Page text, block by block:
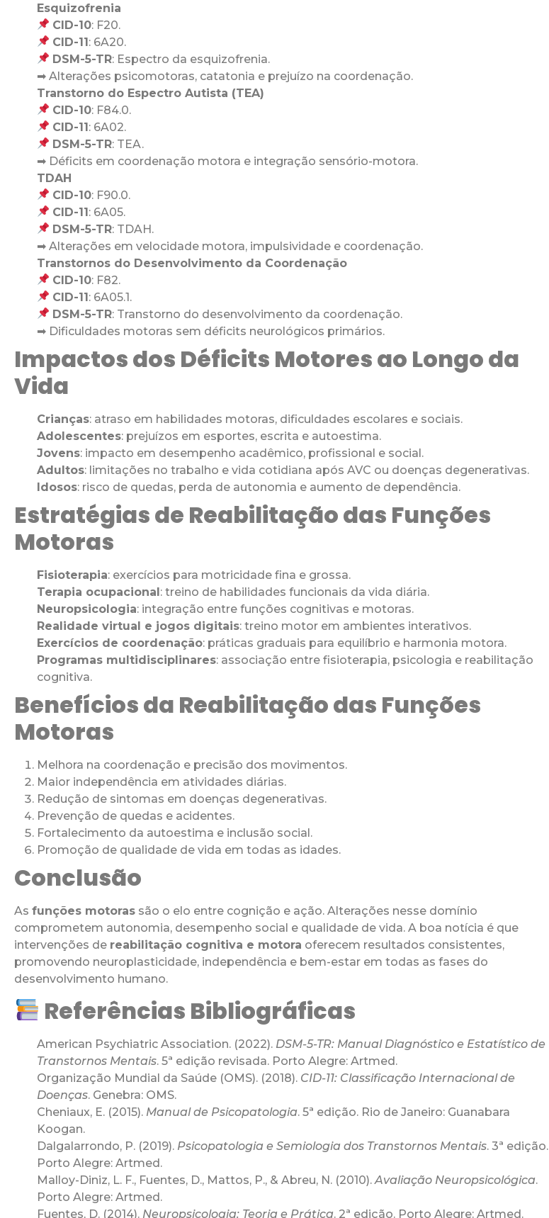
Esquizofrenia
CID-10: F20.
CID-11: 6A20.
DSM-5-TR: Espectro da esquizofrenia.
➡ Alterações psicomotoras, catatonia e prejuízo na coordenação.
Transtorno do Espectro Autista (TEA)
CID-10: F84.0.
CID-11: 6A02.
DSM-5-TR: TEA.
➡ Déficits em coordenação motora e integração sensório-motora.
TDAH
CID-10: F90.0.
CID-11: 6A05.
DSM-5-TR: TDAH.
➡ Alterações em velocidade motora, impulsividade e coordenação.
Transtornos do Desenvolvimento da Coordenação
CID-10: F82.
CID-11: 6A05.1.
DSM-5-TR: Transtorno do desenvolvimento da coordenação.
➡ Dificuldades motoras sem déficits neurológicos primários.
Impactos dos Déficits Motores ao Longo da
Vida
Crianças: atraso em habilidades motoras, dificuldades escolares e sociais.
Adolescentes: prejuízos em esportes, escrita e autoestima.
Jovens: impacto em desempenho acadêmico, profissional e social.
Adultos: limitações no trabalho e vida cotidiana após AVC ou doenças degenerativas.
Idosos: risco de quedas, perda de autonomia e aumento de dependência.
Estratégias de Reabilitação das Funções
Motoras
Fisioterapia: exercícios para motricidade fina e grossa.
Terapia ocupacional: treino de habilidades funcionais da vida diária.
Neuropsicologia: integração entre funções cognitivas e motoras.
Realidade virtual e jogos digitais: treino motor em ambientes interativos.
Exercícios de coordenação: práticas graduais para equilíbrio e harmonia motora.
Programas multidisciplinares: associação entre fisioterapia, psicologia e reabilitação
cognitiva.
Benefícios da Reabilitação das Funções
Motoras
Melhora na coordenação e precisão dos movimentos.
Maior independência em atividades diárias.
Redução de sintomas em doenças degenerativas.
Prevenção de quedas e acidentes.
Fortalecimento da autoestima e inclusão social.
Promoção de qualidade de vida em todas as idades.
Conclusão
As funções motoras são o elo entre cognição e ação. Alterações nesse domínio
comprometem autonomia, desempenho social e qualidade de vida. A boa notícia é que
intervenções de reabilitação cognitiva e motora oferecem resultados consistentes,
promovendo neuroplasticidade, independência e bem-estar em todas as fases do
desenvolvimento humano.
Referências Bibliográficas
American Psychiatric Association. (2022). DSM-5-TR: Manual Diagnóstico e Estatístico de
Transtornos Mentais. 5ª edição revisada. Porto Alegre: Artmed.
Organização Mundial da Saúde (OMS). (2018). CID-11: Classificação Internacional de
Doenças. Genebra: OMS.
Cheniaux, E. (2015). Manual de Psicopatologia. 5ª edição. Rio de Janeiro: Guanabara
Koogan.
Dalgalarrondo, P. (2019). Psicopatologia e Semiologia dos Transtornos Mentais. 3ª edição.
Porto Alegre: Artmed.
Malloy-Diniz, L. F., Fuentes, D., Mattos, P., & Abreu, N. (2010).Avaliação Neuropsicológica.
Porto Alegre: Artmed.
Fuentes, D. (2014). Neuropsicologia: Teoria e Prática. 2ª edição. Porto Alegre: Artmed.